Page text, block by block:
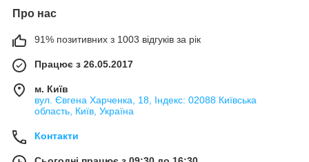
Про нас
91% позитивних з 1003 відгуків за рік
Працює з 26.05.2017
м. Київ
вул. Євгена Харченка, 18, Індекс: 02088 Київська
область, Київ, Україна
Контакти